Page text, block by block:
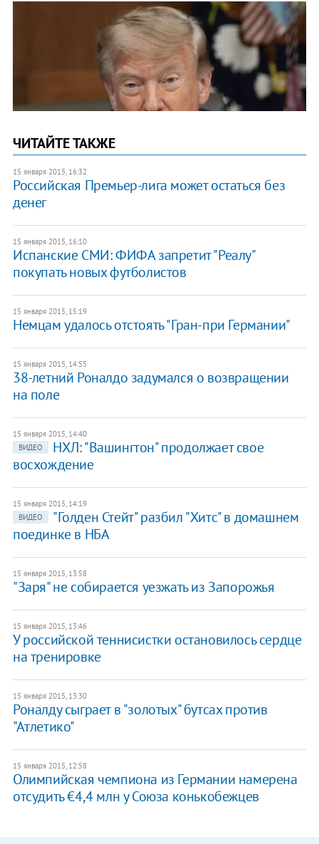
ЧИТАЙТЕ ТАКЖЕ
15 января 2015, 16:32
Российская Премьер-лига может остаться без
денег
15 января 2015, 16:10
Испанские СМИ: ФИФА запретит "Реалу"
покупать новых футболистов
15 января 2015, 15:19
Немцам удалось отстоять "Гран-при Германии"
15 января 2015, 14:55
38-летний Роналдо задумался о возвращении
на поле
15 января 2015, 14:40
ВИДЕО
НХЛ: "Вашингтон" продолжает свое
восхождение
15 января 2015, 14:19
ВИДЕО
"Голден Стейт" разбил "Хитс" в домашнем
поединке в НБА
15 января 2015, 13:58
"Заря" не собирается уезжать из Запорожья
15 января 2015, 13:46
У российской теннисистки остановилось сердце
на тренировке
15 января 2015, 13:30
Роналду сыграет в "золотых" бутсах против
"Атлетико"
15 января 2015, 12:58
Олимпийская чемпиона из Германии намерена
отсудить €4,4 млн у Союза конькобежцев